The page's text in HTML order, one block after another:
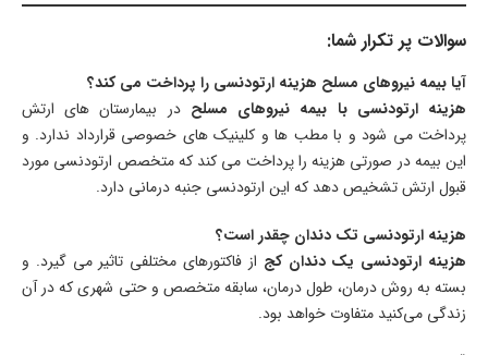
سوالات پر تکرار شما:
آیا بیمه نیروهای مسلح هزینه ارتودنسی را پرداخت می کند؟
هزینه ارتودنسی با بیمه نیروهای مسلح در بیمارستان های ارتش
پرداخت می شود و با مطب ها و کلینیک های خصوصی قرارداد ندارد. و
این بیمه در صورتی هزینه را پرداخت می کند که متخصص ارتودنسی مورد
قبول ارتش تشخیص دهد که این ارتودنسی جنبه درمانی دارد.
هزینه ارتودنسی تک دندان چقدر است؟
هزینه ارتودنسی یک دندان کج از فاکتورهای مختلفی تاثیر می گیرد. و
بسته به روش درمان، طول درمان، سابقه متخصص و حتی شهری که در آن
زندگی می‌کنید متفاوت خواهد بود.